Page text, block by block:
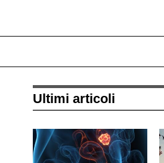
Ultimi articoli